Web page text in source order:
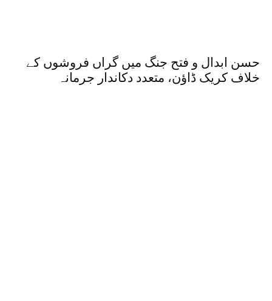
حسن ابدال و فتح جنگ میں گراں فروشوں کے
خلاف کریک ڈاؤن، متعدد دکاندار جرمانہ